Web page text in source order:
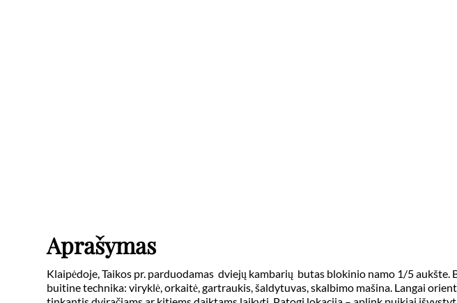
Aprašymas
Klaipėdoje, Taikos pr. parduodamas  dviejų kambarių  butas blokinio namo 1/5
buitine technika: viryklė, orkaitė, gartraukis, šaldytuvas, skalbimo mašina. Langai